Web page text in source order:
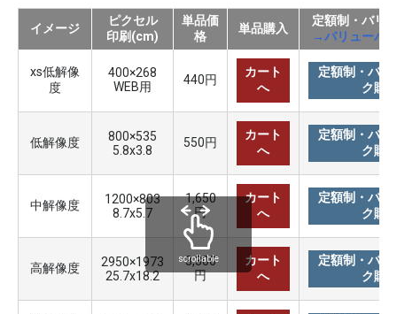
イメージ
ピクセル
印刷(cm)
単品価
格
単品購入
定額制・バリ
→バリューパ
xs低解像
度
400×268
WEB用
440円
カート
へ
定額制・バリ
ク購
低解像度
800×535
5.8x3.8
550円
カート
へ
定額制・バリ
ク購
中解像度
1200×803
8.7x5.7
1,650
円
カート
へ
定額制・バリ
ク購
高解像度
2950×1973
25.7x18.2
3,300
円
カート
へ
定額制・バリ
ク購
scrollable